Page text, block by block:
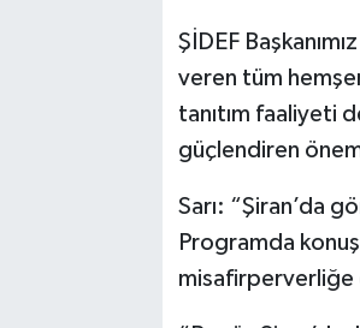
ŞİDEF
veren tüm
tanıtım faaliyeti
güçlendiren
Sarı: “Şiran’da
Programda
misafirperverliğe